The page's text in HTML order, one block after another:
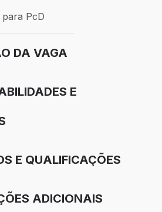
PcD
para PcD
DA VAGA
E
E QUALIFICAÇÕES
ADICIONAIS